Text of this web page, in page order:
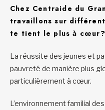
Chez Centraide du
travaillons sur
te tient le plus à cœur?
La réussite des jeunes et
pauvreté de manière plus
particulièrement à cœur.
L’environnement familial